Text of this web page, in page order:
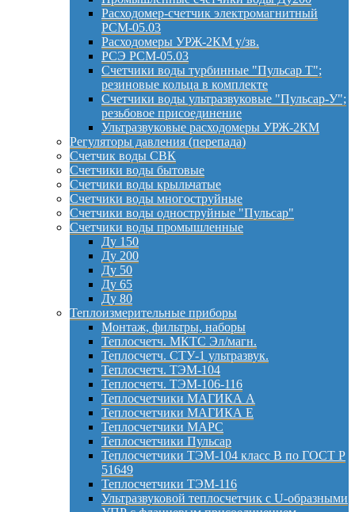
Расходомер-счетчик электромагнитный
РСМ-05.03
Расходомеры УРЖ-2КМ у/зв.
РСЭ РСМ-05.03
Счетчики воды турбинные "Пульсар Т";
резиновые кольца в комплекте
Счетчики воды ультразвуковые "Пульсар-У";
резьбовое присоединение
Ультразвуковые расходомеры УРЖ-2КМ
Регуляторы давления (перепада)
Счетчик воды СВК
Счетчики воды бытовые
Счетчики воды крыльчатые
Счетчики воды многоструйные
Счетчики воды одноструйные "Пульсар"
Счетчики воды промышленные
Ду 150
Ду 200
Ду 50
Ду 65
Ду 80
Теплоизмерительные приборы
Монтаж, фильтры, наборы
Теплосчетч. МКТС Эл/магн.
Теплосчетч. СТУ-1 ультразвук.
Теплосчетч. ТЭМ-104
Теплосчетч. ТЭМ-106-116
Теплосчетчики МАГИКА А
Теплосчетчики МАГИКА Е
Теплосчетчики МАРС
Теплосчетчики Пульсар
Теплосчетчики ТЭМ-104 класс B по ГОСТ Р
51649
Теплосчетчики ТЭМ-116
Ультразвуковой теплосчетчик с U-образными